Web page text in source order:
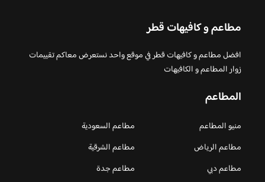
مطاعم و كافيهات قطر
افضل مطاعم و كافيهات قطر في موقع واحد نستعرض معاكم تقييمات
زوار المطاعم و الكافيهات
المطاعم
منيو المطاعم
مطاعم السعودية
مطاعم الرياض
مطاعم الشرقية
مطاعم دبي
مطاعم جدة